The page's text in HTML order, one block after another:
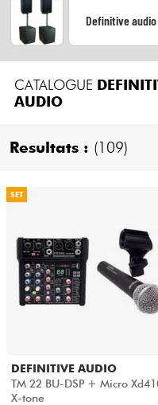
Violinen & Quartett
Kabel & Zubehöre
Bundle
Sehen Sie
Definitive audio
CATALOGUE
AUDIO
Resultats : (109)
SET
DEFINITIVE AUDIO
TM 22 BU-DSP + Micro
X-tone